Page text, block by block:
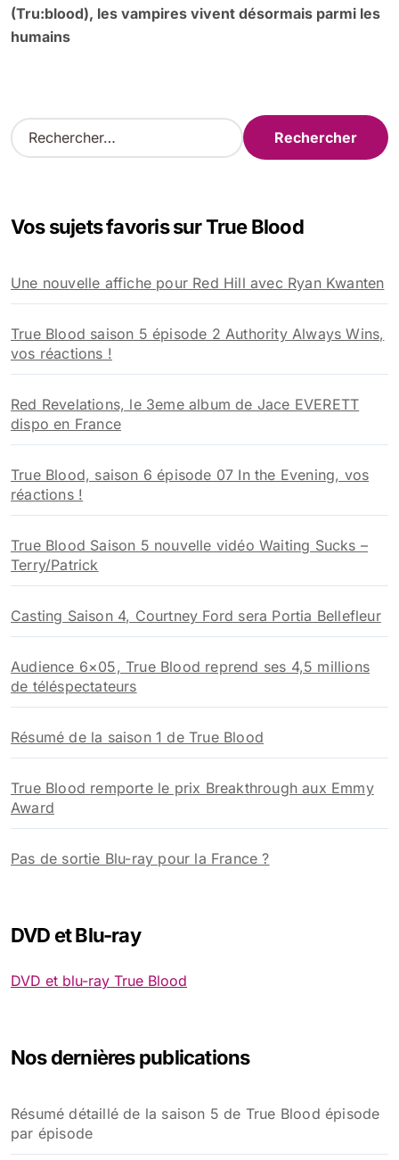
(Tru:blood), les vampires vivent désormais parmi les
humains
R
e
r
e
r
:
Vos sujets favoris sur True Blood
Une nouvelle affiche pour Red Hill avec Ryan Kwanten
True Blood saison 5 épisode 2 Authority Always Wins,
vos réactions !
Red Revelations, le 3eme album de Jace EVERETT
dispo en France
True Blood, saison 6 épisode 07 In the Evening, vos
réactions !
True Blood Saison 5 nouvelle vidéo Waiting Sucks –
Terry/Patrick
Casting Saison 4, Courtney Ford sera Portia Bellefleur
Audience 6×05, True Blood reprend ses 4,5 millions
de téléspectateurs
Résumé de la saison 1 de True Blood
True Blood remporte le prix Breakthrough aux Emmy
Award
Pas de sortie Blu-ray pour la France ?
DVD et Blu-ray
DVD et blu-ray True Blood
Nos dernières publications
Résumé détaillé de la saison 5 de True Blood épisode
par épisode